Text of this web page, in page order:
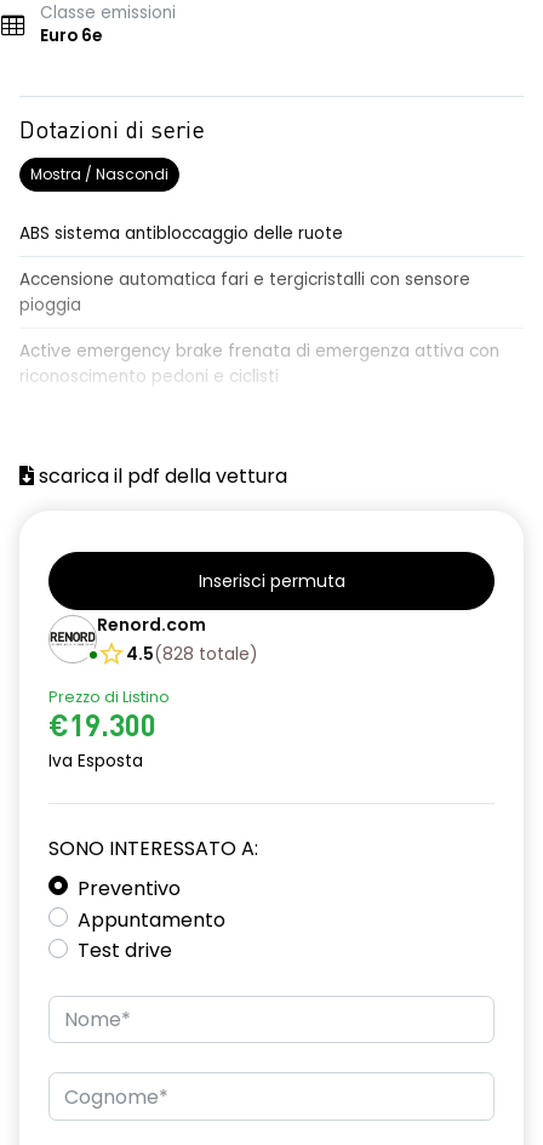
Classe emissioni
Euro 6e
Dotazioni di serie
Mostra / Nascondi
ABS sistema antibloccaggio delle ruote
Accensione automatica fari e tergicristalli con sensore
pioggia
Active emergency brake frenata di emergenza attiva con
riconoscimento pedoni e ciclisti
Airbag laterali a tendina anteriori e posteriori
Alzacristalli elettrici posteriori
Barre tetto modulari nere
Bracciolo anteriore con vano portaoggetti
Cerchi da 16''
Cruise Control
Design cerchi in lega TAMIA neri con coprimozzo in rame
Distance warning avviso distanza di sicurezza
Eco Mode
Emergency call soggetto alla disponibilità di rete
compatibile 2G/3G o 4G/5G in base al veicolo
scarica il pdf della vettura
Inserisci permuta
Renord.com
4.5(828 totale)
Prezzo di Listino
€19.300
Iva Esposta
SONO INTERESSATO A:
Preventivo
Appuntamento
Test drive